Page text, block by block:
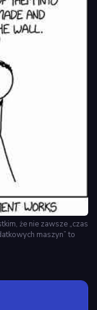
że nie zawsze „czas
maszyn” to